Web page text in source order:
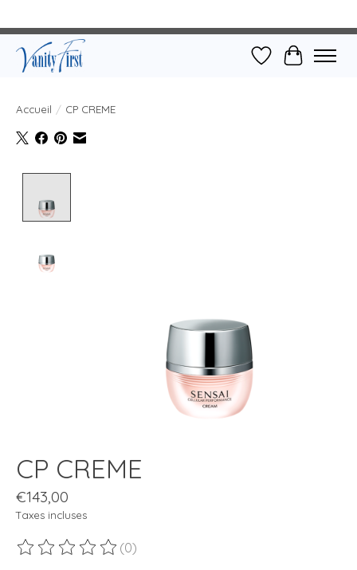
Liste dePanier
Accueil / CP CREME
CP CREME
€143,00
Taxes incluses
Ce produit est évalué à
(0)